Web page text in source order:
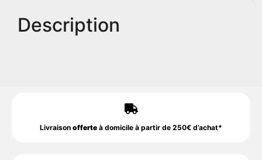
Description
Livraison offerte à domicile à partir de 250€ d’achat*